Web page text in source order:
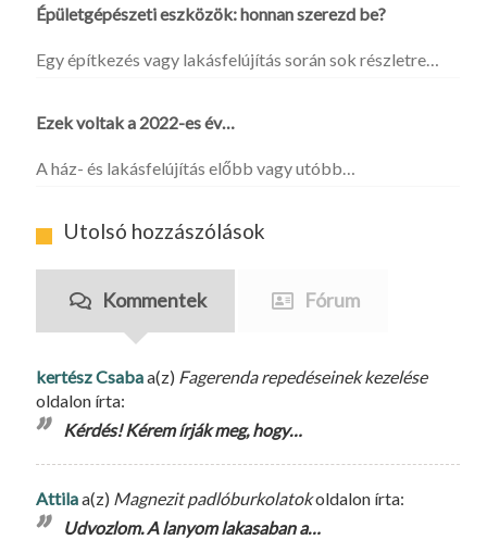
Épületgépészeti eszközök: honnan szerezd be?
Egy építkezés vagy lakásfelújítás során sok részletre…
Ezek voltak a 2022-es év…
A ház- és lakásfelújítás előbb vagy utóbb…
Utolsó hozzászólások
Kommentek Fórum
kertész Csabaa(z) Fagerenda repedéseinek kezelése
oldalon írta:
Kérdés! Kérem írják meg, hogy…
Attilaa(z) Magnezit padlóburkolatokoldalon írta:
Udvozlom. A lanyom lakasaban a…